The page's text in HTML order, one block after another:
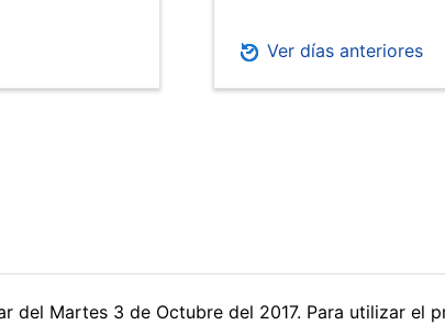
Ver días anteriores
del Martes 3 de Octubre del 2017. Para utilizar el